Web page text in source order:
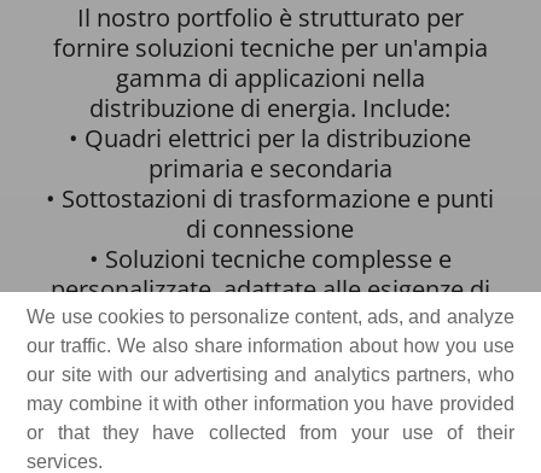
We use cookies to personalize content, ads, and analyze
our traffic. We also share information about how you use
our site with our advertising and analytics partners, who
may combine it with other information you have provided
or that they have collected from your use of their
services.
Il nostro portfolio è strutturato per
fornire soluzioni tecniche per un'ampia
gamma di applicazioni nella
distribuzione di energia. Include:
• Quadri elettrici per la distribuzione
primaria e secondaria
• Sottostazioni di trasformazione e punti
di connessione
• Soluzioni tecniche complesse e
personalizzate, adattate alle esigenze di
ogni progetto